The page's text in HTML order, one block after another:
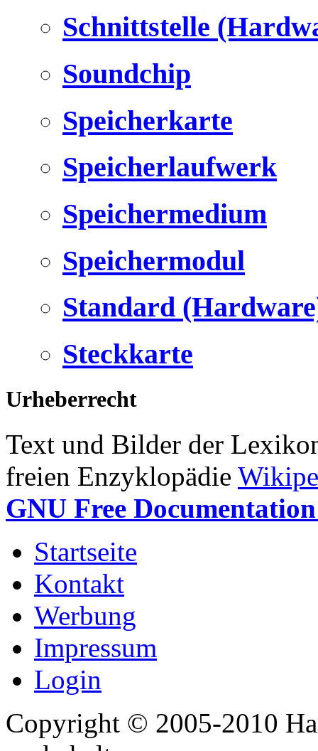
Schnittstelle
Soundchip
Speicherkarte
Speicherlaufwerk
Speichermedium
Speichermodul
Standard
Steckkarte
Urheberrecht
Text und Bilder der
freien Enzyklopädie
GNU Free
Startseite
Kontakt
Werbung
Impressum
Login
Copyright © 2005-2010